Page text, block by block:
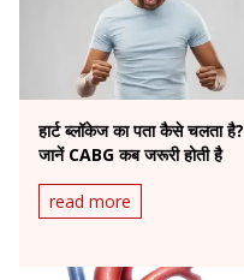
हार्ट ब्लॉकेज का पता कैसे चलता है?
जानें CABG कब जरूरी होती है
read more